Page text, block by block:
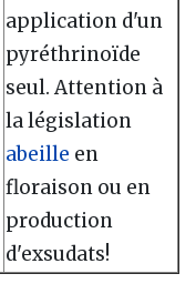
application d'un
pyréthrinoïde
seul. Attention à
la législation
abeille en
floraison ou en
production
d'exsudats!